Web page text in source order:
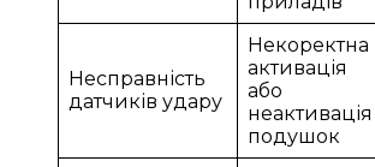
Несправність
датчиків удару
Некоректна
активація
або
неактивація
подушок